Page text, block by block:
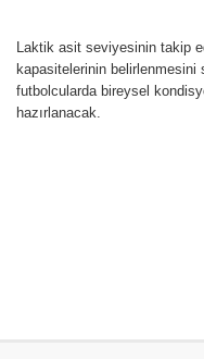
Laktik asit seviyesinin takip
kapasitelerinin belirlenmesini
futbolcularda bireysel
hazırlanacak.